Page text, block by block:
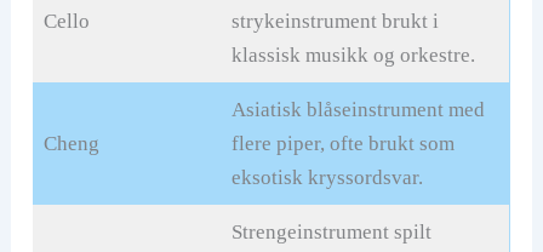
Cello
strykeinstrument brukt i
klassisk musikk og orkestre.
Cheng
Asiatisk blåseinstrument med
flere piper, ofte brukt som
eksotisk kryssordsvar.
Strengeinstrument spilt